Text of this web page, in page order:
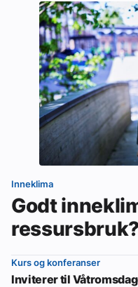
Inneklima
Godt
ressursbruk?
Kurs og konferanser
Inviterer til